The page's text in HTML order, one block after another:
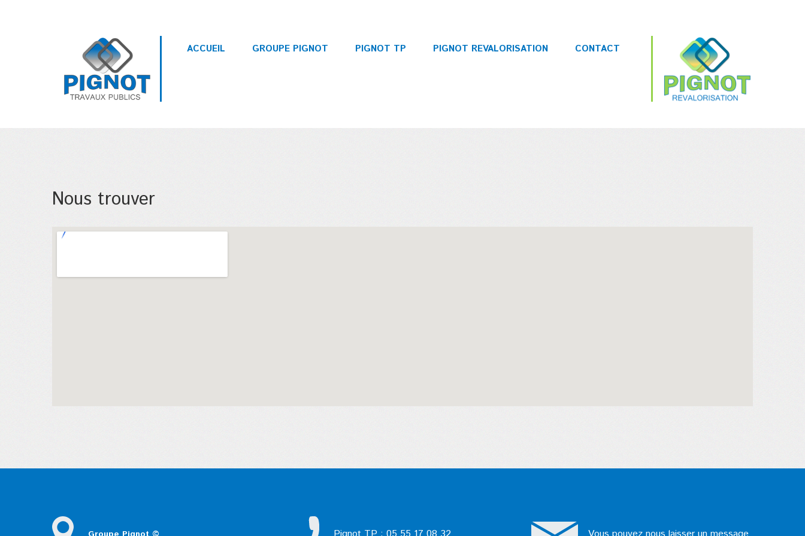
ACCUEIL GROUPE PIGNOT PIGNOT TP PIGNOT REVALORISATION CONTACT
Nous trouver